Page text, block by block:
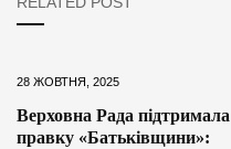
28 ЖОВТНЯ, 2025
Верховна Рада підтримала
правку «Батьківщини»: